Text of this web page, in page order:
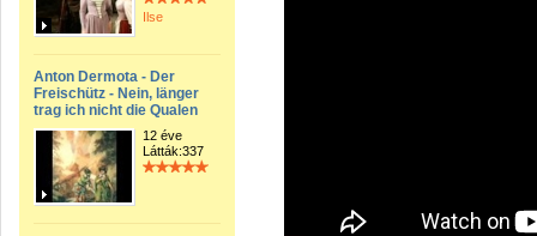
Ilse
Anton Dermota - Der
Freischütz - Nein, länger
trag ich nicht die Qualen
12 éve
Látták:337